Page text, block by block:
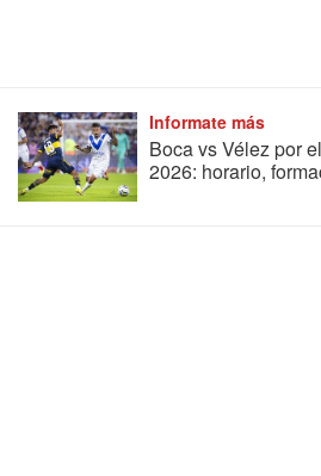
Informate más
Boca vs Vélez por
2026: horario,